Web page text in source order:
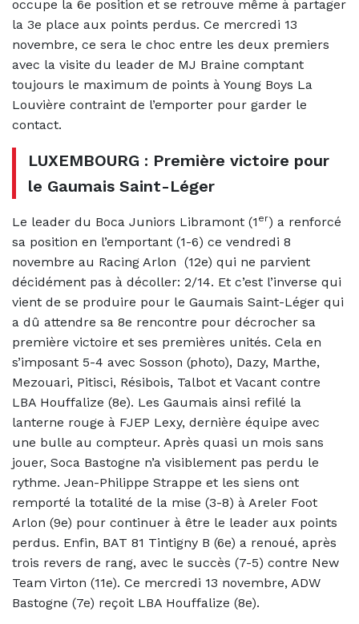
occupe la 6e position et se retrouve même à partager
la 3e place aux points perdus. Ce mercredi 13
novembre, ce sera le choc entre les deux premiers
avec la visite du leader de MJ Braine comptant
toujours le maximum de points à Young Boys La
Louvière contraint de l’emporter pour garder le
contact.
LUXEMBOURG : Première victoire pour
le Gaumais Saint-Léger
Le leader du Boca Juniors Libramont (1 er) a renforcé
sa position en l’emportant (1-6) ce vendredi 8
novembre au Racing Arlon (12e) qui ne parvient
décidément pas à décoller: 2/14. Et c’est l’inverse qui
vient de se produire pour le Gaumais Saint-Léger qui
a dû attendre sa 8e rencontre pour décrocher sa
première victoire et ses premières unités. Cela en
s’imposant 5-4 avec Sosson (photo), Dazy, Marthe,
Mezouari, Pitisci, Résibois, Talbot et Vacant contre
LBA Houffalize (8e). Les Gaumais ainsi refilé la
lanterne rouge à FJEP Lexy, dernière équipe avec
une bulle au compteur. Après quasi un mois sans
jouer, Soca Bastogne n’a visiblement pas perdu le
rythme. Jean-Philippe Strappe et les siens ont
remporté la totalité de la mise (3-8) à Areler Foot
Arlon (9e) pour continuer à être le leader aux points
perdus. Enfin, BAT 81 Tintigny B (6e) a renoué, après
trois revers de rang, avec le succès (7-5) contre New
Team Virton (11e). Ce mercredi 13 novembre, ADW
Bastogne (7e) reçoit LBA Houffalize (8e).